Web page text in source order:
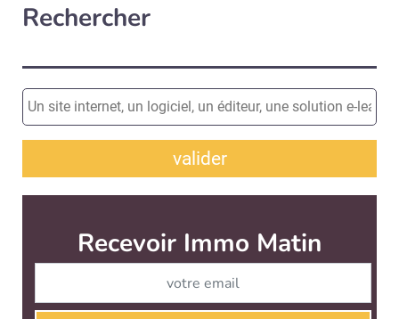
Rechercher
valider
Recevoir Immo Matin